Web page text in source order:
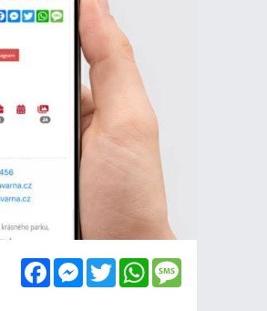
FacebookMessenger
TwitterWhatsApp